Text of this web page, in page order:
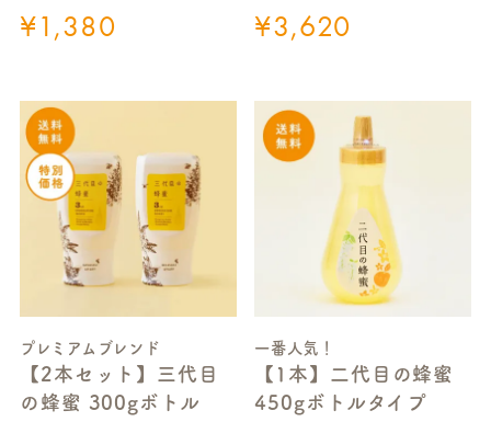
¥1,380 ¥3,620
プレミアムブレンド
【2本セット】三代目
の蜂蜜 300gボトル
一番人気！
【1本】二代目の蜂蜜
450gボトルタイプ